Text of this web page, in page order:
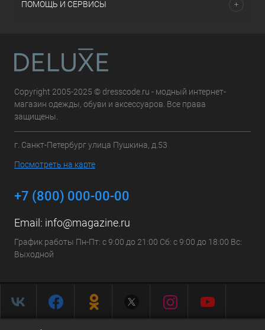
ПОМОЩЬ И СЕРВИСЫ
Copyright 2005-2025 © dresscode.ru - модный интернет-
магазин одежды, обуви и аксессуаров. Все права
защищены.
г. Санкт-Петербург улица Пушкина, д.53
Посмотреть на карте
+7 (800) 000-00-00
Email: info@magazine.ru
График работы Пн-Пт: с 9:00 до 21:00 Сб: с 9:00 до 18:00 Вс:
Выходной